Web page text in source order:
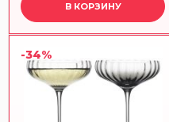
В КОРЗИНУ
-34%